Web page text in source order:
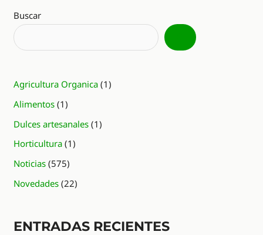
Buscar
Agricultura Organica (1)
Alimentos (1)
Dulces artesanales (1)
Horticultura (1)
Noticias (575)
Novedades (22)
ENTRADAS RECIENTES